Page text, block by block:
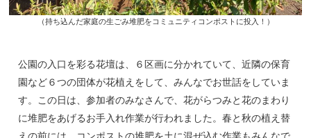
（持ち込んだ家庭の生ごみ堆肥をコミュニティコンポストに投入！）
公園の入口を彩る花壇は、６区画に分かれていて、近隣の保育
園など６つの団体が花植えをして、みんなでお世話をしていま
す。この日は、参加者のみなさんで、花がらつみと花のまわり
に堆肥をあげるお手入れ作業が行われました。春と秋の植え替
えの前には、コンポストの堆肥を土に混ぜ込む作業もみんなで